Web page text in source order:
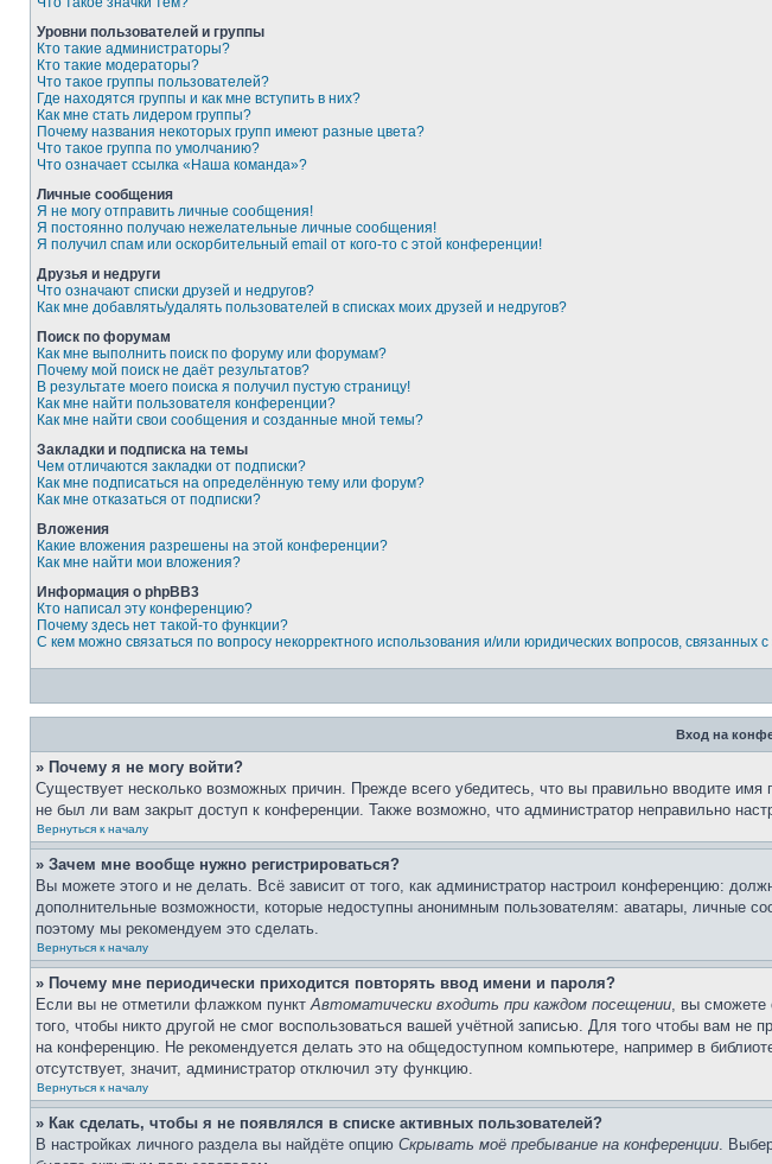
Уровни пользователей и группы
Кто такие администраторы?
Кто такие модераторы?
Что такое группы пользователей?
Где находятся группы и как мне вступить в них?
Как мне стать лидером группы?
Почему названия некоторых групп имеют разные цвета?
Что такое группа по умолчанию?
Что означает ссылка «Наша команда»?
Личные сообщения
Я не могу отправить личные сообщения!
Я постоянно получаю нежелательные личные сообщения!
Я получил спам или оскорбительный email от кого-то с этой конференции!
Друзья и недруги
Что означают списки друзей и недругов?
Как мне добавлять/удалять пользователей в списках моих друзей и недругов?
Поиск по форумам
Как мне выполнить поиск по форуму или форумам?
Почему мой поиск не даёт результатов?
В результате моего поиска я получил пустую страницу!
Как мне найти пользователя конференции?
Как мне найти свои сообщения и созданные мной темы?
Закладки и подписка на темы
Чем отличаются закладки от подписки?
Как мне подписаться на определённую тему или форум?
Как мне отказаться от подписки?
Вложения
Какие вложения разрешены на этой конференции?
Как мне найти мои вложения?
Информация о phpBB3
Кто написал эту конференцию?
Почему здесь нет такой-то функции?
С кем можно связаться по вопросу некорректного использования и/или юридических вопросов, связанных
Вход на
» Почему я не могу войти?
Существует несколько возможных причин. Прежде всего убедитесь, что вы правильно вводите
не был ли вам закрыт доступ к конференции. Также возможно, что администратор неправильно
Вернуться к началу
» Зачем мне вообще нужно регистрироваться?
Вы можете этого и не делать. Всё зависит от того, как администратор настроил конференцию:
дополнительные возможности, которые недоступны анонимным пользователям: аватары, личные
поэтому мы рекомендуем это сделать.
Вернуться к началу
» Почему мне периодически приходится повторять ввод имени и пароля?
Если вы не отметили флажком пунктАвтоматически входить при каждом посещении, вы сможете
того, чтобы никто другой не смог воспользоваться вашей учётной записью. Для того чтобы вам
на конференцию. Не рекомендуется делать это на общедоступном компьютере, например в
отсутствует, значит, администратор отключил эту функцию.
Вернуться к началу
» Как сделать, чтобы я не появлялся в списке активных пользователей?
В настройках личного раздела вы найдёте опцию Скрывать моё пребывание на конференции.